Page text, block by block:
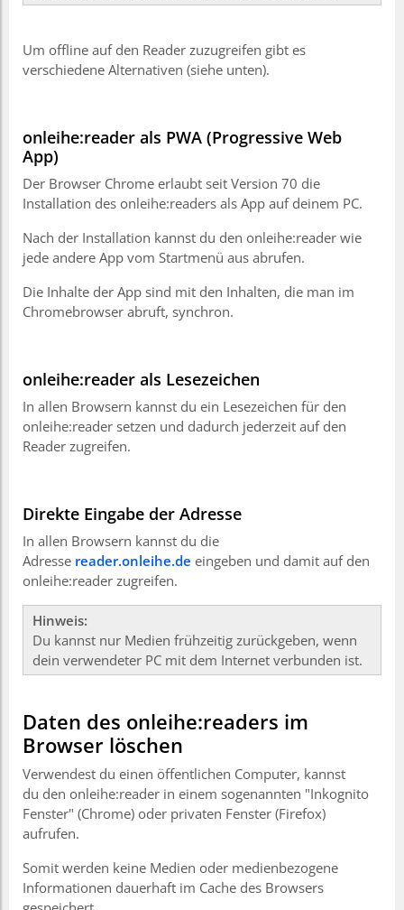
Um offline auf den Reader zuzugreifen gibt es
verschiedene Alternativen (siehe unten).
onleihe:reader als PWA (Progressive Web
App)
Der Browser Chrome erlaubt seit Version 70 die
Installation des onleihe:readers als App auf deinem PC.
Nach der Installation kannst du den onleihe:reader wie
jede andere App vom Startmenü aus abrufen.
Die Inhalte der App sind mit den Inhalten, die man im
Chromebrowser abruft, synchron.
onleihe:reader als Lesezeichen
In allen Browsern kannst du ein Lesezeichen für den
onleihe:reader setzen und dadurch jederzeit auf den
Reader zugreifen.
Direkte Eingabe der Adresse
In allen Browsern kannst du die
Adresse reader.onleihe.de eingeben und damit auf den
onleihe:reader zugreifen.
Hinweis:
Du kannst nur Medien frühzeitig zurückgeben, wenn
dein verwendeter PC mit dem Internet verbunden ist.
Daten des onleihe:readers im
Browser löschen
Verwendest du einen öffentlichen Computer, kannst
du den onleihe:reader in einem sogenannten "Inkognito
Fenster" (Chrome) oder privaten Fenster (Firefox)
aufrufen.
Somit werden keine Medien oder medienbezogene
Informationen dauerhaft im Cache des Browsers